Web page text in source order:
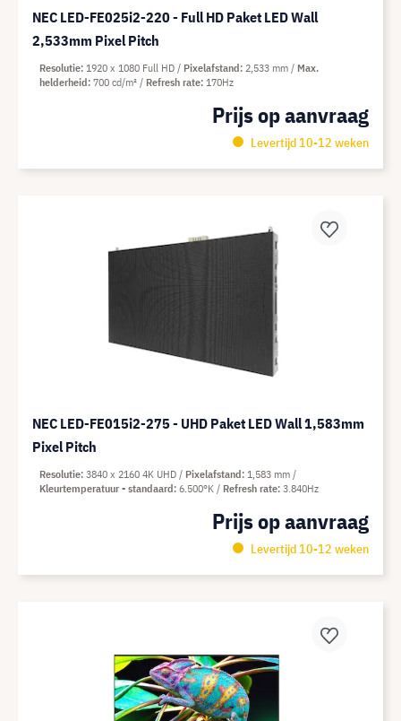
NEC LED-FE025i2-220 - Full HD Paket LED Wall
2,533mm Pixel Pitch
Prijs op aanvraag
Levertijd 10-12 weken
Resolutie 1920 x 1080 Full HD Pixelafstand 2,533 mm
Max.
helderheid 700 cd/m² Refresh rate 170Hz
NEC LED-FE015i2-275 - UHD Paket LED Wall 1,583mm
Pixel Pitch
Prijs op aanvraag
Levertijd 10-12 weken
Resolutie 3840 x 2160 4K UHD Pixelafstand 1,583 mm
Kleurtemperatuur - standaard 6.500°K Refresh rate 3.840Hz